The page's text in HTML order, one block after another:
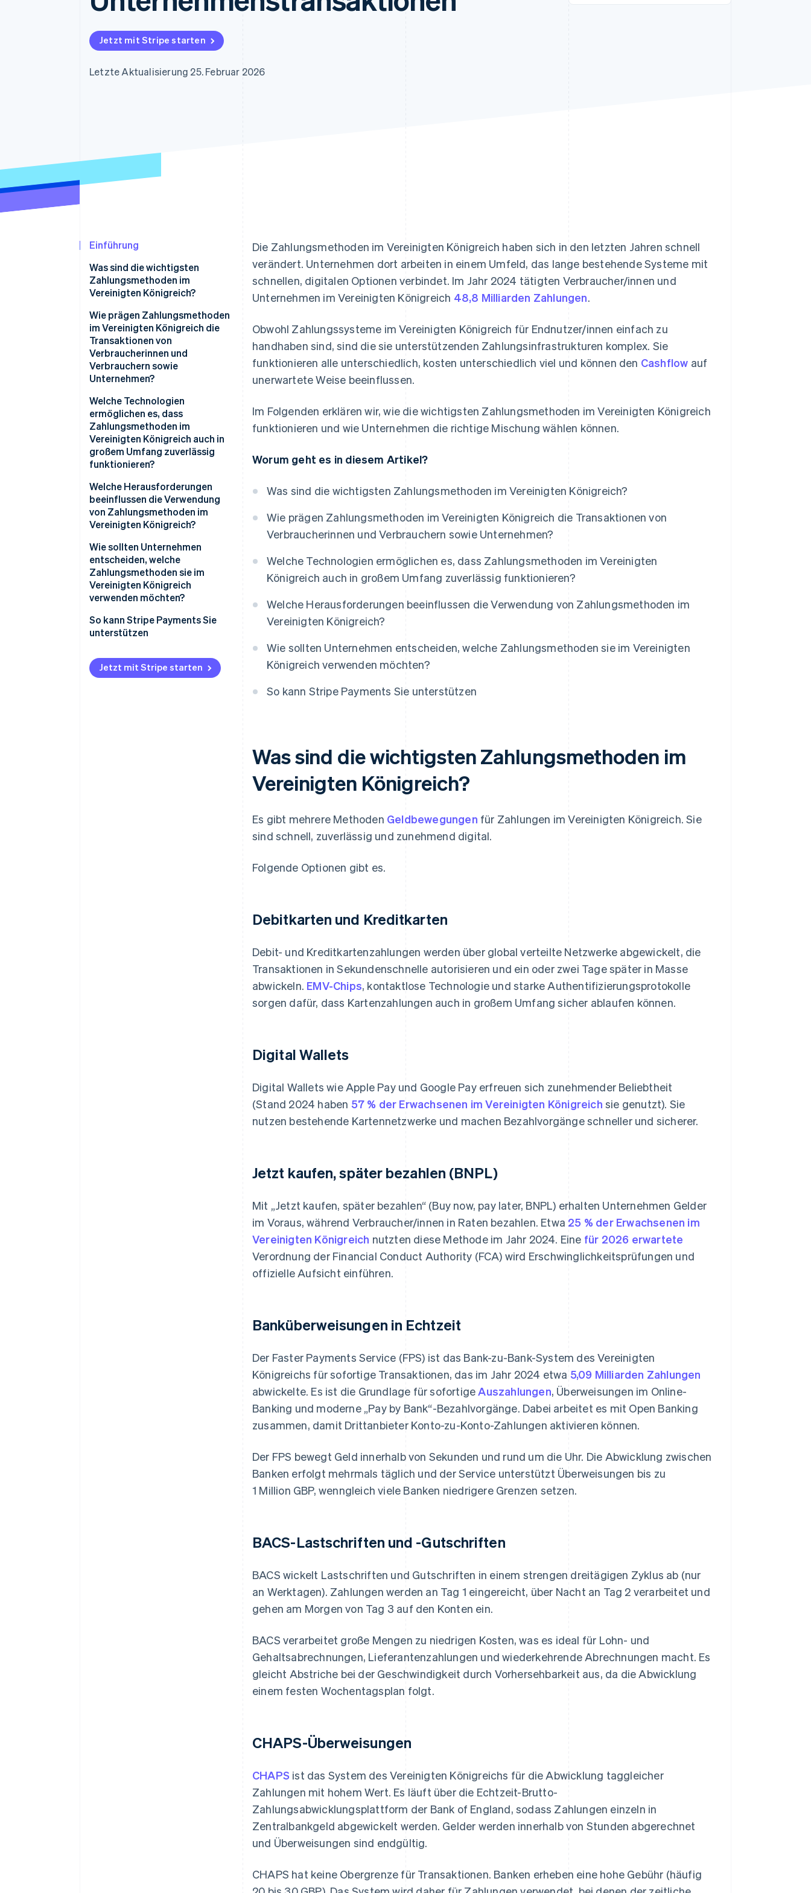
Autorisierungsraten
Beschleunigter Bezahlvorgang
Financial ConnectionsJetzt mit Stripe starten
Letzte Aktualisierung 25. Februar 2026
Einführung
Was sind die wichtigsten
Zahlungsmethoden im
Vereinigten Königreich?
Debitkarten und Kreditkarten
Digital Wallets
Jetzt kaufen, später bezahlen
(BNPL)
Banküberweisungen in Echtzeit
BACS-Lastschriften und -
Gutschriften
CHAPS-Überweisungen
Wie prägen Zahlungsmethoden
im Vereinigten Königreich die
Transaktionen von
Verbraucherinnen und
Verbrauchern sowie
Unternehmen?
Welche Technologien
ermöglichen es, dass
Zahlungsmethoden im
Vereinigten Königreich auch in
großem Umfang zuverlässig
funktionieren?
Welche Herausforderungen
beeinflussen die Verwendung
von Zahlungsmethoden im
Vereinigten Königreich?
Wie sollten Unternehmen
entscheiden, welche
Zahlungsmethoden sie im
Vereinigten Königreich
verwenden möchten?
So kann Stripe Payments Sie
unterstützen
Jetzt mit Stripe starten
Die Zahlungsmethoden im Vereinigten Königreich haben sich in den letzten Jahren schnell
verändert. Unternehmen dort arbeiten in einem Umfeld, das lange bestehende Systeme mit
schnellen, digitalen Optionen verbindet. Im Jahr 2024 tätigten Verbraucher/innen und
Unternehmen im Vereinigten Königreich 48,8 Milliarden Zahlungen.
Obwohl Zahlungssysteme im Vereinigten Königreich für Endnutzer/innen einfach zu
handhaben sind, sind die sie unterstützenden Zahlungsinfrastrukturen komplex. Sie
funktionieren alle unterschiedlich, kosten unterschiedlich viel und können den Cashflow auf
unerwartete Weise beeinflussen.
Im Folgenden erklären wir, wie die wichtigsten Zahlungsmethoden im Vereinigten Königreich
funktionieren und wie Unternehmen die richtige Mischung wählen können.
Worum geht es in diesem Artikel?
Was sind die wichtigsten Zahlungsmethoden im Vereinigten Königreich?
Wie prägen Zahlungsmethoden im Vereinigten Königreich die Transaktionen von
Verbraucherinnen und Verbrauchern sowie Unternehmen?
Welche Technologien ermöglichen es, dass Zahlungsmethoden im Vereinigten
Königreich auch in großem Umfang zuverlässig funktionieren?
Welche Herausforderungen beeinflussen die Verwendung von Zahlungsmethoden im
Vereinigten Königreich?
Wie sollten Unternehmen entscheiden, welche Zahlungsmethoden sie im Vereinigten
Königreich verwenden möchten?
So kann Stripe Payments Sie unterstützen
Was sind die wichtigsten Zahlungsmethoden im
Vereinigten Königreich?
Es gibt mehrere Methoden Geldbewegungen für Zahlungen im Vereinigten Königreich. Sie
sind schnell, zuverlässig und zunehmend digital.
Folgende Optionen gibt es.
Debitkarten und Kreditkarten
Debit- und Kreditkartenzahlungen werden über global verteilte Netzwerke abgewickelt, die
Transaktionen in Sekundenschnelle autorisieren und ein oder zwei Tage später in Masse
abwickeln. EMV-Chips, kontaktlose Technologie und starke Authentifizierungsprotokolle
sorgen dafür, dass Kartenzahlungen auch in großem Umfang sicher ablaufen können.
Digital Wallets
Digital Wallets wie Apple Pay und Google Pay erfreuen sich zunehmender Beliebtheit
(Stand 2024 haben 57 % der Erwachsenen im Vereinigten Königreich sie genutzt). Sie
nutzen bestehende Kartennetzwerke und machen Bezahlvorgänge schneller und sicherer.
Jetzt kaufen, später bezahlen (BNPL)
Mit „Jetzt kaufen, später bezahlen“ (Buy now, pay later, BNPL) erhalten Unternehmen Gelder
im Voraus, während Verbraucher/innen in Raten bezahlen. Etwa 25 % der Erwachsenen im
Vereinigten Königreich nutzten diese Methode im Jahr 2024. Eine für 2026 erwartete
Verordnung der Financial Conduct Authority (FCA) wird Erschwinglichkeitsprüfungen und
offizielle Aufsicht einführen.
Banküberweisungen in Echtzeit
Der Faster Payments Service (FPS) ist das Bank-zu-Bank-System des Vereinigten
Königreichs für sofortige Transaktionen, das im Jahr 2024 etwa 5,09 Milliarden Zahlungen
abwickelte. Es ist die Grundlage für sofortigeAuszahlungen, Überweisungen im Online-
Banking und moderne „Pay by Bank“-Bezahlvorgänge. Dabei arbeitet es mit Open Banking
zusammen, damit Drittanbieter Konto-zu-Konto-Zahlungen aktivieren können.
Der FPS bewegt Geld innerhalb von Sekunden und rund um die Uhr. Die Abwicklung zwischen
Banken erfolgt mehrmals täglich und der Service unterstützt Überweisungen bis zu
1 Million GBP, wenngleich viele Banken niedrigere Grenzen setzen.
BACS-Lastschriften und -Gutschriften
BACS wickelt Lastschriften und Gutschriften in einem strengen dreitägigen Zyklus ab (nur
an Werktagen). Zahlungen werden an Tag 1 eingereicht, über Nacht an Tag 2 verarbeitet und
gehen am Morgen von Tag 3 auf den Konten ein.
BACS verarbeitet große Mengen zu niedrigen Kosten, was es ideal für Lohn- und
Gehaltsabrechnungen, Lieferantenzahlungen und wiederkehrende Abrechnungen macht. Es
gleicht Abstriche bei der Geschwindigkeit durch Vorhersehbarkeit aus, da die Abwicklung
einem festen Wochentagsplan folgt.
CHAPS-Überweisungen
CHAPS ist das System des Vereinigten Königreichs für die Abwicklung taggleicher
Zahlungen mit hohem Wert. Es läuft über die Echtzeit-Brutto-
Zahlungsabwicklungsplattform der Bank of England, sodass Zahlungen einzeln in
Zentralbankgeld abgewickelt werden. Gelder werden innerhalb von Stunden abgerechnet
und Überweisungen sind endgültig.
CHAPS hat keine Obergrenze für Transaktionen. Banken erheben eine hohe Gebühr (häufig